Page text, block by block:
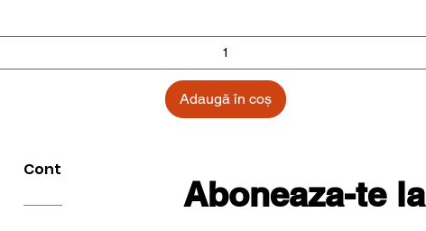
Adaugă în coș
Cont
Aboneaza-te la